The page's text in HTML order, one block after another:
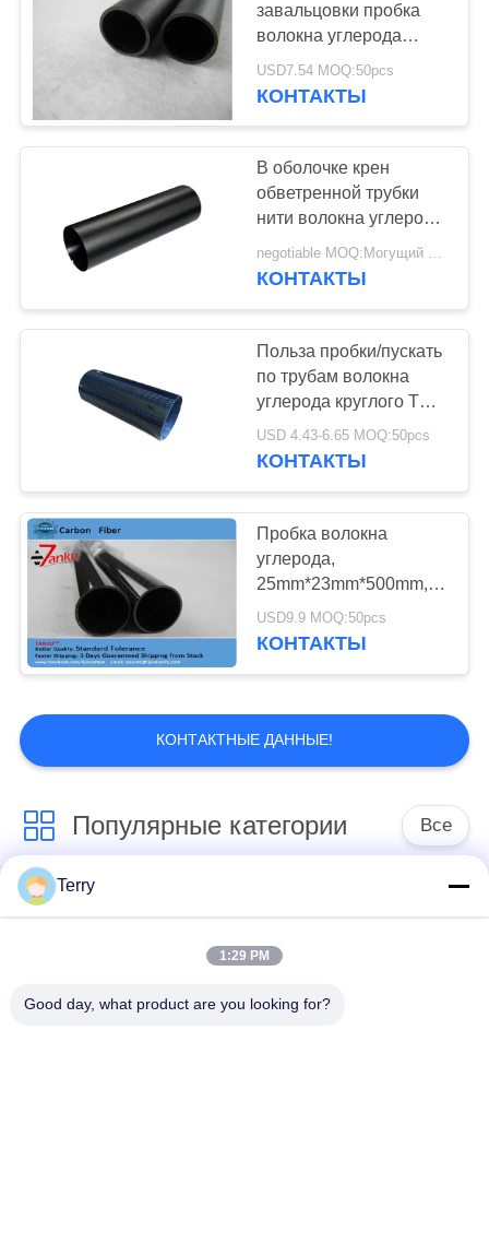
завальцовки пробка
волокна углерода
16mm * 14mm
используемая для
USD7.54 MOQ:50pcs
КОНТАКТЫ
В оболочке крен
обветренной трубки
нити волокна углерода
УЛЬТРАФИОЛЕТОВЫЙ
устойчивый
negotiable MOQ:Могущий быть предметом переговоров
КОНТАКТЫ
Польза пробки/пускать
по трубам волокна
углерода круглого Twill
лоснистая в
телескопичном Поляке
USD 4.43-6.65 MOQ:50pcs
КОНТАКТЫ
Пробка волокна
углерода,
25mm*23mm*500mm,
пробка волокна
углерода от
USD9.9 MOQ:50pcs
КОНТАКТЫ
КОНТАКТНЫЕ ДАННЫЕ!
Популярные категории Все
Пробка волокна
телескопичное
Пробка волокна
Terry
1:29 PM
Good day, what product are you looking for?